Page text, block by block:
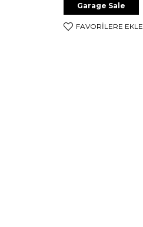
Garage Sale
FAVORILERE EKLE